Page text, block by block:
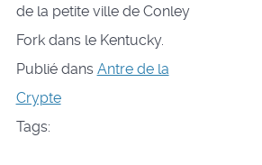
de la petite ville de Conley
Fork dans le Kentucky.
Publié dans Antre de la
Crypte
Tags: